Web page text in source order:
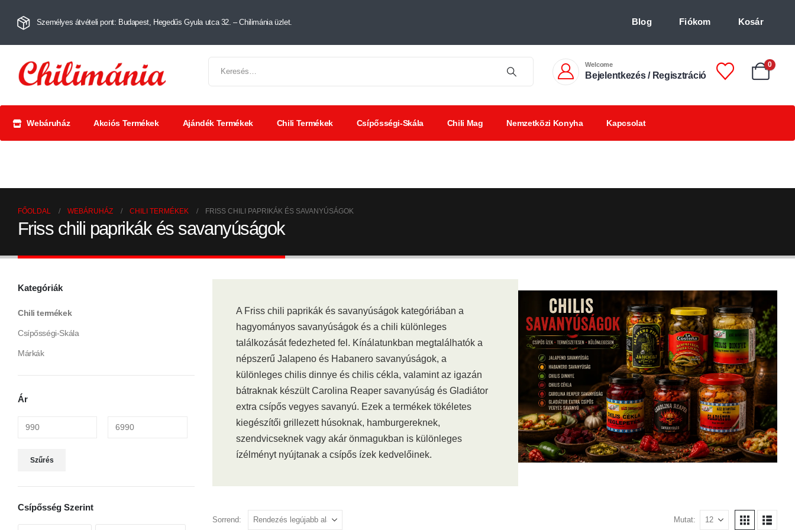
Személyes átvételi pont: Budapest, Hegedűs Gyula utca 32. – Chilimánia üzlet. Blog Fiókom Kosár
Welcome
Bejelentkezés / Regisztráció
0
Webáruház Akciós Termékek Ajándék Termékek Chili Termékek Csípősségi-Skála Chili Mag Nemzetközi Konyha Kapcsolat
FŐOLDAL WEBÁRUHÁZ CHILI TERMÉKEK FRISS CHILI PAPRIKÁK ÉS SAVANYÚSÁGOK
Friss chili paprikák és savanyúságok
A Friss chili paprikák és savanyúságok kategóriában a
hagyományos savanyúságok és a chili különleges
találkozását fedezheted fel. Kínálatunkban megtalálhatók a
népszerű Jalapeno és Habanero savanyúságok, a
különleges chilis dinnye és chilis cékla, valamint az igazán
bátraknak készült Carolina Reaper savanyúság és Gladiátor
extra csípős vegyes savanyú. Ezek a termékek tökéletes
kiegészítői grillezett húsoknak, hamburgereknek,
szendvicseknek vagy akár önmagukban is különleges
ízélményt nyújtanak a csípős ízek kedvelőinek.
Sorrend: Mutat:
Kategóriák
Chili termékek
Csípősségi-Skála
Márkák
Ár
Szűrés
Csípősség Szerint